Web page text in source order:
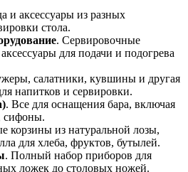
и аксессуары из разных
стола.
. Сервировочные
для подачи и подогрева
салатники, кувшины и другая
напитков и сервировки.
. Все для оснащения бара, включая
сифоны.
корзины из натуральной лозы,
для хлеба, фруктов, бутылей.
. Полный набор приборов для
ложек до столовых ножей.